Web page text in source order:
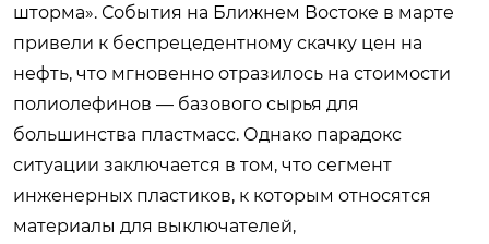
шторма». События на Ближнем Востоке в марте
привели к беспрецедентному скачку цен на
нефть, что мгновенно отразилось на стоимости
полиолефинов — базового сырья для
большинства пластмасс. Однако парадокс
ситуации заключается в том, что сегмент
инженерных пластиков, к которым относятся
материалы для выключателей,